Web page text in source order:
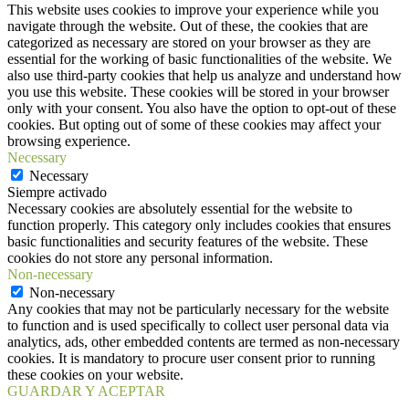
This website uses cookies to improve your experience while you
navigate through the website. Out of these, the cookies that are
categorized as necessary are stored on your browser as they are
essential for the working of basic functionalities of the website. We
also use third-party cookies that help us analyze and understand how
you use this website. These cookies will be stored in your browser
only with your consent. You also have the option to opt-out of these
cookies. But opting out of some of these cookies may affect your
browsing experience.
Necessary
Necessary
Siempre activado
Necessary cookies are absolutely essential for the website to
function properly. This category only includes cookies that ensures
basic functionalities and security features of the website. These
cookies do not store any personal information.
Non-necessary
Non-necessary
Any cookies that may not be particularly necessary for the website
to function and is used specifically to collect user personal data via
analytics, ads, other embedded contents are termed as non-necessary
cookies. It is mandatory to procure user consent prior to running
these cookies on your website.
GUARDAR Y ACEPTAR